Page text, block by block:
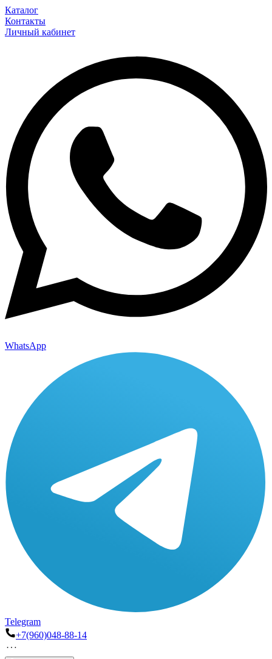
Каталог
Контакты
Личный кабинет
WhatsApp
Telegram
+7(960)048-88-14